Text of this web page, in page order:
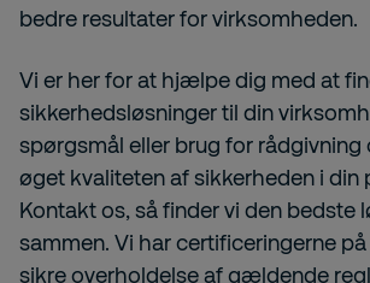
bedre resultater for virksomheden.
Vi er her for at hjælpe dig med at
sikkerhedsløsninger til din
spørgsmål eller brug for rådgivning
øget kvaliteten af sikkerheden i din
Kontakt os, så finder vi den bedste
sammen. Vi har certificeringerne
sikre overholdelse af gældende